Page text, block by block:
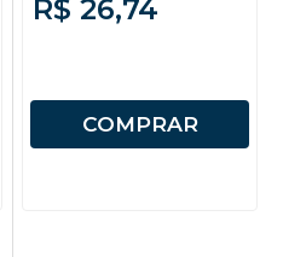
R$ 26,74
COMPRAR